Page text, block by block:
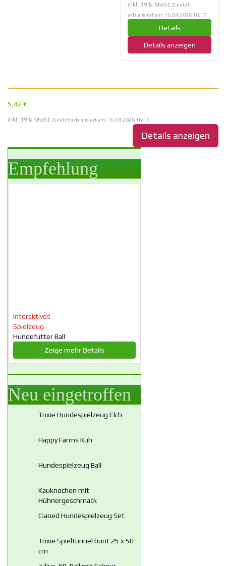
inkl. 19% MwSt.Zuletzt
aktualisiert am: 16.04.2026 16:17
Details
Details anzeigen
5,42 €
inkl. 19% MwSt.Zuletzt aktualisiert am: 16.04.2026 16:17
Details anzeigen
Empfehlung
Interaktives
Spielzeug
Hundefutter Ball
Zeige mehr Details
Neu eingetroffen
Trixie Hundespielzeug Elch
Happy Farms Kuh
Hundespielzeug Ball
Kauknochen mit
Hühnergeschmack
Ciaoed Hundespielzeug Set
Trixie Spieltunnel bunt 25 x 50
cm